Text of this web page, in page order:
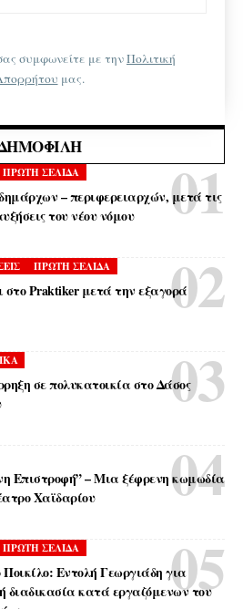
συμφωνείτε με τηνΠολιτική
μας.
ΠΡΩΤΗ ΣΕΛΙΔΑ
– περιφερειαρχών, μετά τις
του νέου νόμου
ΠΡΩΤΗ ΣΕΛΙΔΑ
στο Praktiker μετά την εξαγορά
σε πολυκατοικία στο Δάσος
Επιστροφή” – Μια ξέφρενη κωμωδία
Χαϊδαρίου
ΠΡΩΤΗ ΣΕΛΙΔΑ
Εντολή Γεωργιάδη για
διαδικασία κατά εργαζόμενων του